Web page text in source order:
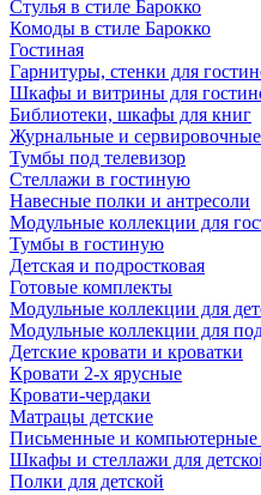
Стулья в стиле Барокко
Комоды в стиле Барокко
Гостиная
Гарнитуры, стенки для
Шкафы и витрины для
Библиотеки, шкафы для книг
Журнальные и
Тумбы под телевизор
Стеллажи в гостиную
Навесные полки и антресоли
Модульные коллекции для
Тумбы в гостиную
Детская и подростковая
Готовые комплекты
Модульные коллекции для
Модульные коллекции для
Детские кровати и кроватки
Кровати 2-х ярусные
Кровати-чердаки
Матрацы детские
Письменные и компьютерные
Шкафы и стеллажи для
Полки для детской